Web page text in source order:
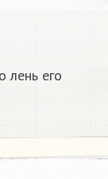
лень его